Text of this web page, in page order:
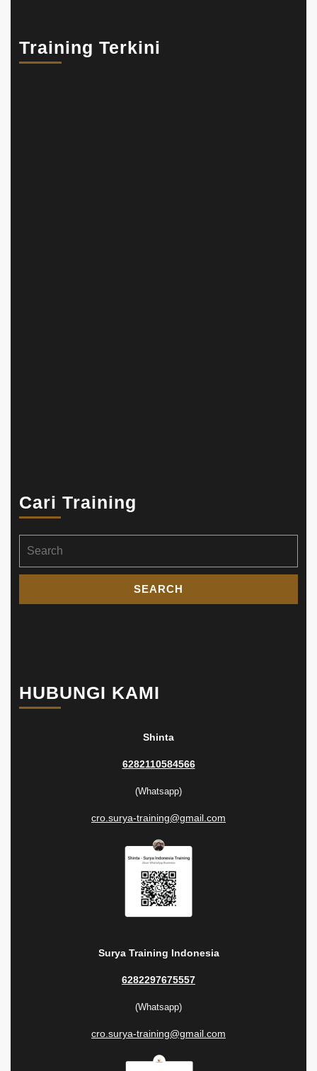
Training Terkini
Cari Training
for:
HUBUNGI KAMI
Shinta
6282110584566
(Whatsapp)
cro.surya-training@gmail.com
Surya Training Indonesia
6282297675557
(Whatsapp)
cro.surya-training@gmail.com